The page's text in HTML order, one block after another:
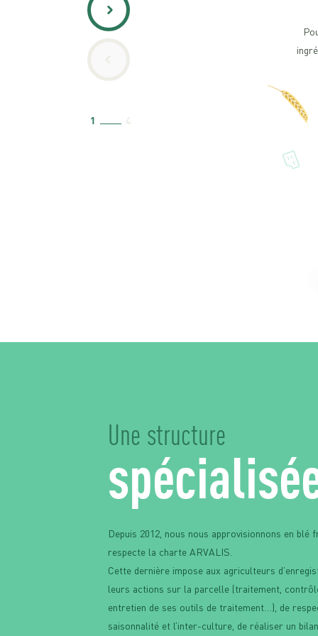
1 4
Une structure
Depuis 2012, nous nous approvisionnons en blé
respecte la charte ARVALIS.
Cette dernière impose aux agriculteurs
leurs actions sur la parcelle (traitement,
entretien de ses outils de traitement…), de
saisonnalité et l’inter-culture, de réaliser un